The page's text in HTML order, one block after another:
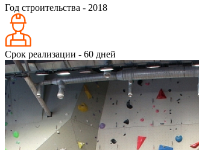
Год строительства - 2018
Срок реализации - 60 дней